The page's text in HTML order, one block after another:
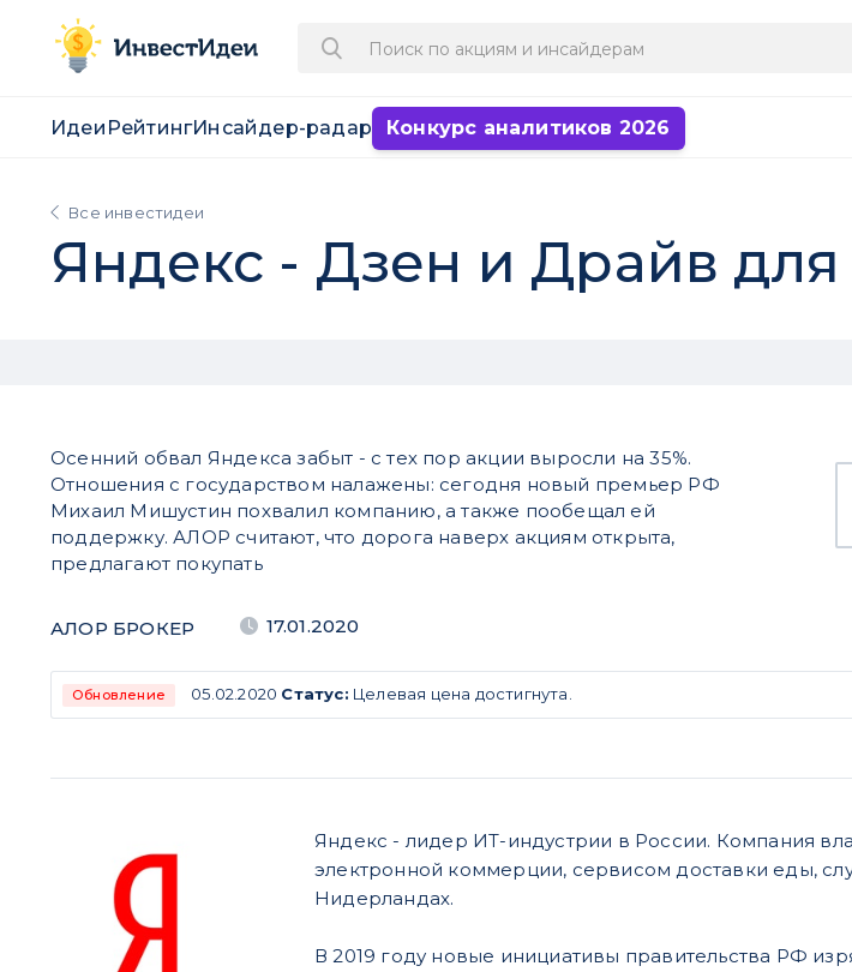
Идеи РейтингИнсайдер-радар Конкурс аналитиков 2026
Все инвестидеи
Яндекс - Дзен и Драйв
Осенний обвал Яндекса забыт - с тех пор акции выросли на 35%.
Отношения с государством налажены: сегодня новый премьер РФ
Михаил Мишустин похвалил компанию, а также пообещал ей
поддержку. АЛОР считают, что дорога наверх акциям открыта,
предлагают покупать
АЛОР БРОКЕР 17.01.2020
Обновление 05.02.2020 Статус: Целевая цена достигнута.
Яндекс - лидер ИТ-индустрии в России. Компания
электронной коммерции, сервисом доставки еды,
Нидерландах.
В 2019 году новые инициативы правительства РФ